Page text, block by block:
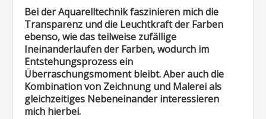
Bei der Aquarelltechnik faszinieren mich die
Transparenz und die Leuchtkraft der Farben
ebenso, wie das teilweise zufällige
Ineinanderlaufen der Farben, wodurch im
Entstehungsprozess ein
Überraschungsmoment bleibt. Aber auch die
Kombination von Zeichnung und Malerei als
gleichzeitiges Nebeneinander interessieren
mich hierbei.